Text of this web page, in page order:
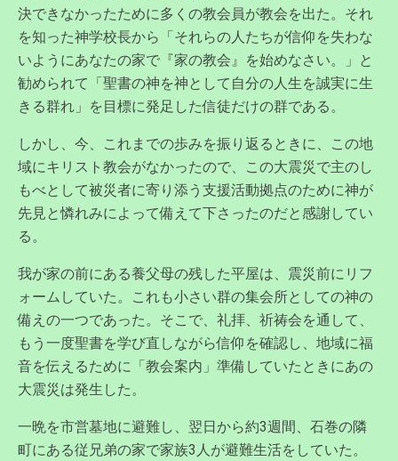
決できなかったために多くの教会員が教会を出た。それ
を知った神学校長から「それらの人たちが信仰を失わな
いようにあなたの家で『家の教会』を始めなさい。」と
勧められて「聖書の神を神として自分の人生を誠実に生
きる群れ」を目標に発足した信徒だけの群である。
しかし、今、これまでの歩みを振り返るときに、この地
域にキリスト教会がなかったので、この大震災で主のし
もべとして被災者に寄り添う支援活動拠点のために神が
先見と憐れみによって備えて下さったのだと感謝してい
る。
我が家の前にある養父母の残した平屋は、震災前にリフ
ォームしていた。これも小さい群の集会所としての神の
備えの一つであった。そこで、礼拝、祈祷会を通して、
もう一度聖書を学び直しながら信仰を確認し、地域に福
音を伝えるために「教会案内」準備していたときにあの
大震災は発生した。
一晩を市営墓地に避難し、翌日から約3週間、石巻の隣
町にある従兄弟の家で家族3人が避難生活をしていた。